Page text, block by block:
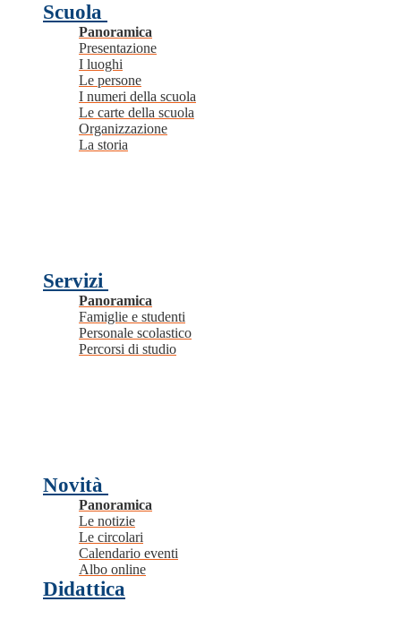
Scuola
Panoramica
Presentazione
I luoghi
Le persone
I numeri della scuola
Le carte della scuola
Organizzazione
La storia
Servizi
Panoramica
Famiglie e studenti
Personale scolastico
Percorsi di studio
Novità
Panoramica
Le notizie
Le circolari
Calendario eventi
Albo online
Didattica